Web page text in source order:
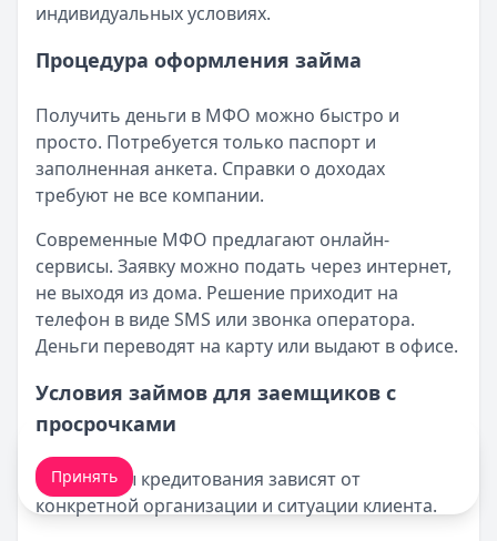
индивидуальных условиях.
Процедура оформления займа
Получить деньги в МФО можно быстро и
просто. Потребуется только паспорт и
заполненная анкета. Справки о доходах
требуют не все компании.
Современные МФО предлагают онлайн-
сервисы. Заявку можно подать через интернет,
не выходя из дома. Решение приходит на
телефон в виде SMS или звонка оператора.
Деньги переводят на карту или выдают в офисе.
Условия займов для заемщиков с
просрочками
Параметры кредитования зависят от
конкретной организации и ситуации клиента.
Принять